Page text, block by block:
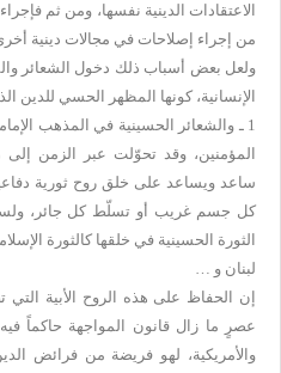
الاعتقادات الدينية نفسها، ومن ثم
من إجراء إصلاحات في مجالات دينية
ولعل بعض أسباب ذلك دخول الشعائر
الإنسانية، كونها المظهر الحسي للدين
1 ـ والشعائر الحسينية في المذهب
المؤمنين، وقد تحوّلت عبر الزمن
ساعد ويساعد على خلق روح ثورية
كل جسم غريب أو تسلّط كل جائر،
الثورة الحسينية في خلقها كالثورة
لبنان و …
إن الحفاظ على هذه الروح الأبية
عصرٍ ما زال قانون المواجهة حاكماً
والأمريكية، لهو فريضة من فرائض